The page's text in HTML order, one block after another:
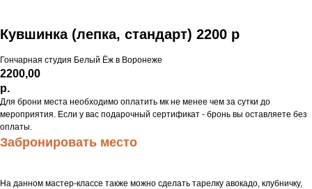
Кувшинка (лепка, стандарт) 2200 р
Гончарная студия Белый Ёж в Воронеже
2200,00
р.
Для брони места необходимо оплатить мк не менее чем за сутки до
мероприятия. Если у вас подарочный сертификат - бронь вы оставляете без
оплаты.
Забронировать место
На данном мастер-классе также можно сделать тарелку авокадо, клубничку,